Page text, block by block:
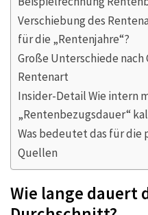
Verschiebung des
für die „Rentenjahre“?
Große Unterschiede nach
Rentenart
Insider-Detail Wie intern
„Rentenbezugsdauer“
Was bedeutet das für die
Quellen
Wie lange dauert